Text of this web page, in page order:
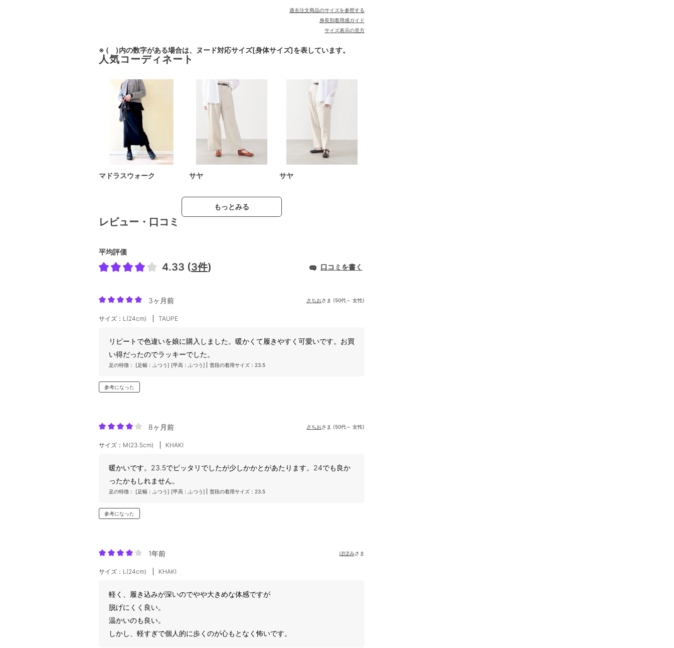
過去注文商品のサイズを参照する
身長別着用感ガイド
サイズ表示の見方
※ ( )内の数字がある場合は、ヌード対応サイズ[身体サイズ]を表しています。
人気コーディネート
マドラスウォーク サヤ サヤ
もっとみる
レビュー・口コミ
平均評価
4.33 (3件) 口コミを書く
3ヶ月前 さちおさま (50代～ 女性)
サイズ：L(24cm) TAUPE
リピートで色違いを娘に購入しました。暖かくて履きやすく可愛いです。お買
い得だったのでラッキーでした。
足の特徴： [足幅：ふつう] [甲高：ふつう] 普段の着用サイズ：23.5
参考になった
8ヶ月前 さちおさま (50代～ 女性)
サイズ：M(23.5cm) KHAKI
暖かいです。23.5でピッタリでしたが少しかかとがあたります。24でも良か
ったかもしれません。
足の特徴： [足幅：ふつう] [甲高：ふつう] 普段の着用サイズ：23.5
参考になった
1年前 ぽぽみさま
サイズ：L(24cm) KHAKI
軽く、履き込みが深いのでやや大きめな体感ですが
脱げにくく良い。
温かいのも良い。
しかし、軽すぎで個人的に歩くのが心もとなく怖いです。